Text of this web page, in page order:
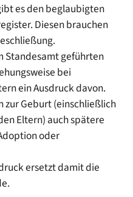
es den beglaubigten
Diesen brauchen
Standesamt geführten
bei
ein Ausdruck davon.
zur Geburt (einschließlich
Eltern) auch spätere
oder
ersetzt damit die